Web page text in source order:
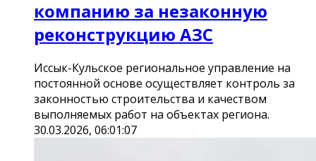
компанию за незаконную
реконструкцию АЗС
Иссык-Кульское региональное управление на
постоянной основе осуществляет контроль за
законностью строительства и качеством
выполняемых работ на объектах региона.
30.03.2026, 06:01:07